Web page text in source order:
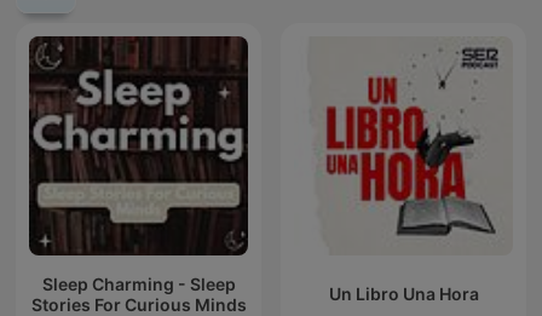
Sleep Charming - Sleep
Stories For Curious Minds
Un Libro Una Hora